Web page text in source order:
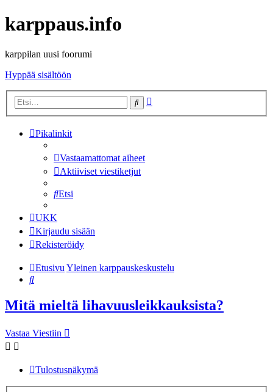
karppaus.info
karppilan uusi foorumi
Hyppää sisältöön
Etsi
Pikalinkit
Vastaamattomat aiheet
Aktiiviset viestiketjut
Etsi
UKK
Kirjaudu sisään
Rekisteröidy
EtusivuYleinen karppauskeskustelu
Etsi
Mitä mieltä lihavuusleikkauksista?
Vastaa Viestiin
Tulostusnäkymä